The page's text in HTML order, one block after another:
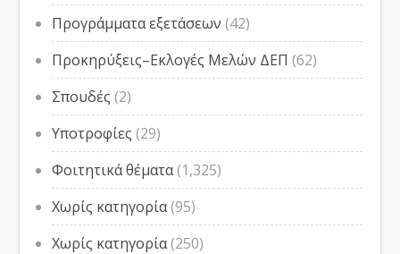
Προγράμματα εξετάσεων (42)
Προκηρύξεις–Εκλογές Μελών ΔΕΠ (62)
Σπουδές (2)
Υποτροφίες (29)
Φοιτητικά θέματα(1,325)
Χωρίς κατηγορία(95)
Χωρίς κατηγορία(250)